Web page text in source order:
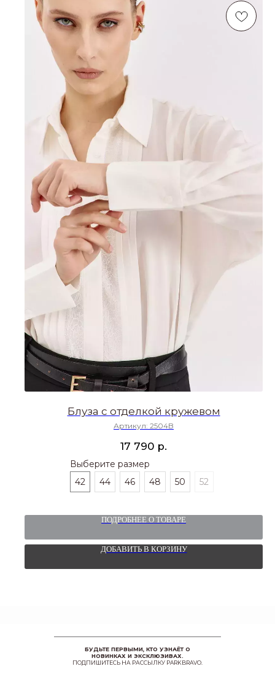
Блуза с отделкой кружевом
Артикул: 2504B
17 790 р.
Выберите размер
42
44 46 48 50 52
ПОДРОБНЕЕ О ТОВАРЕ
ДОБАВИТЬ В КОРЗИНУ
БУДЬТЕ ПЕРВЫМИ, КТО УЗНАЁТ О
НОВИНКАХ И ЭКСКЛЮЗИВАХ.
ПОДПИШИТЕСЬ НА РАССЫЛКУ PARKBRAVO.